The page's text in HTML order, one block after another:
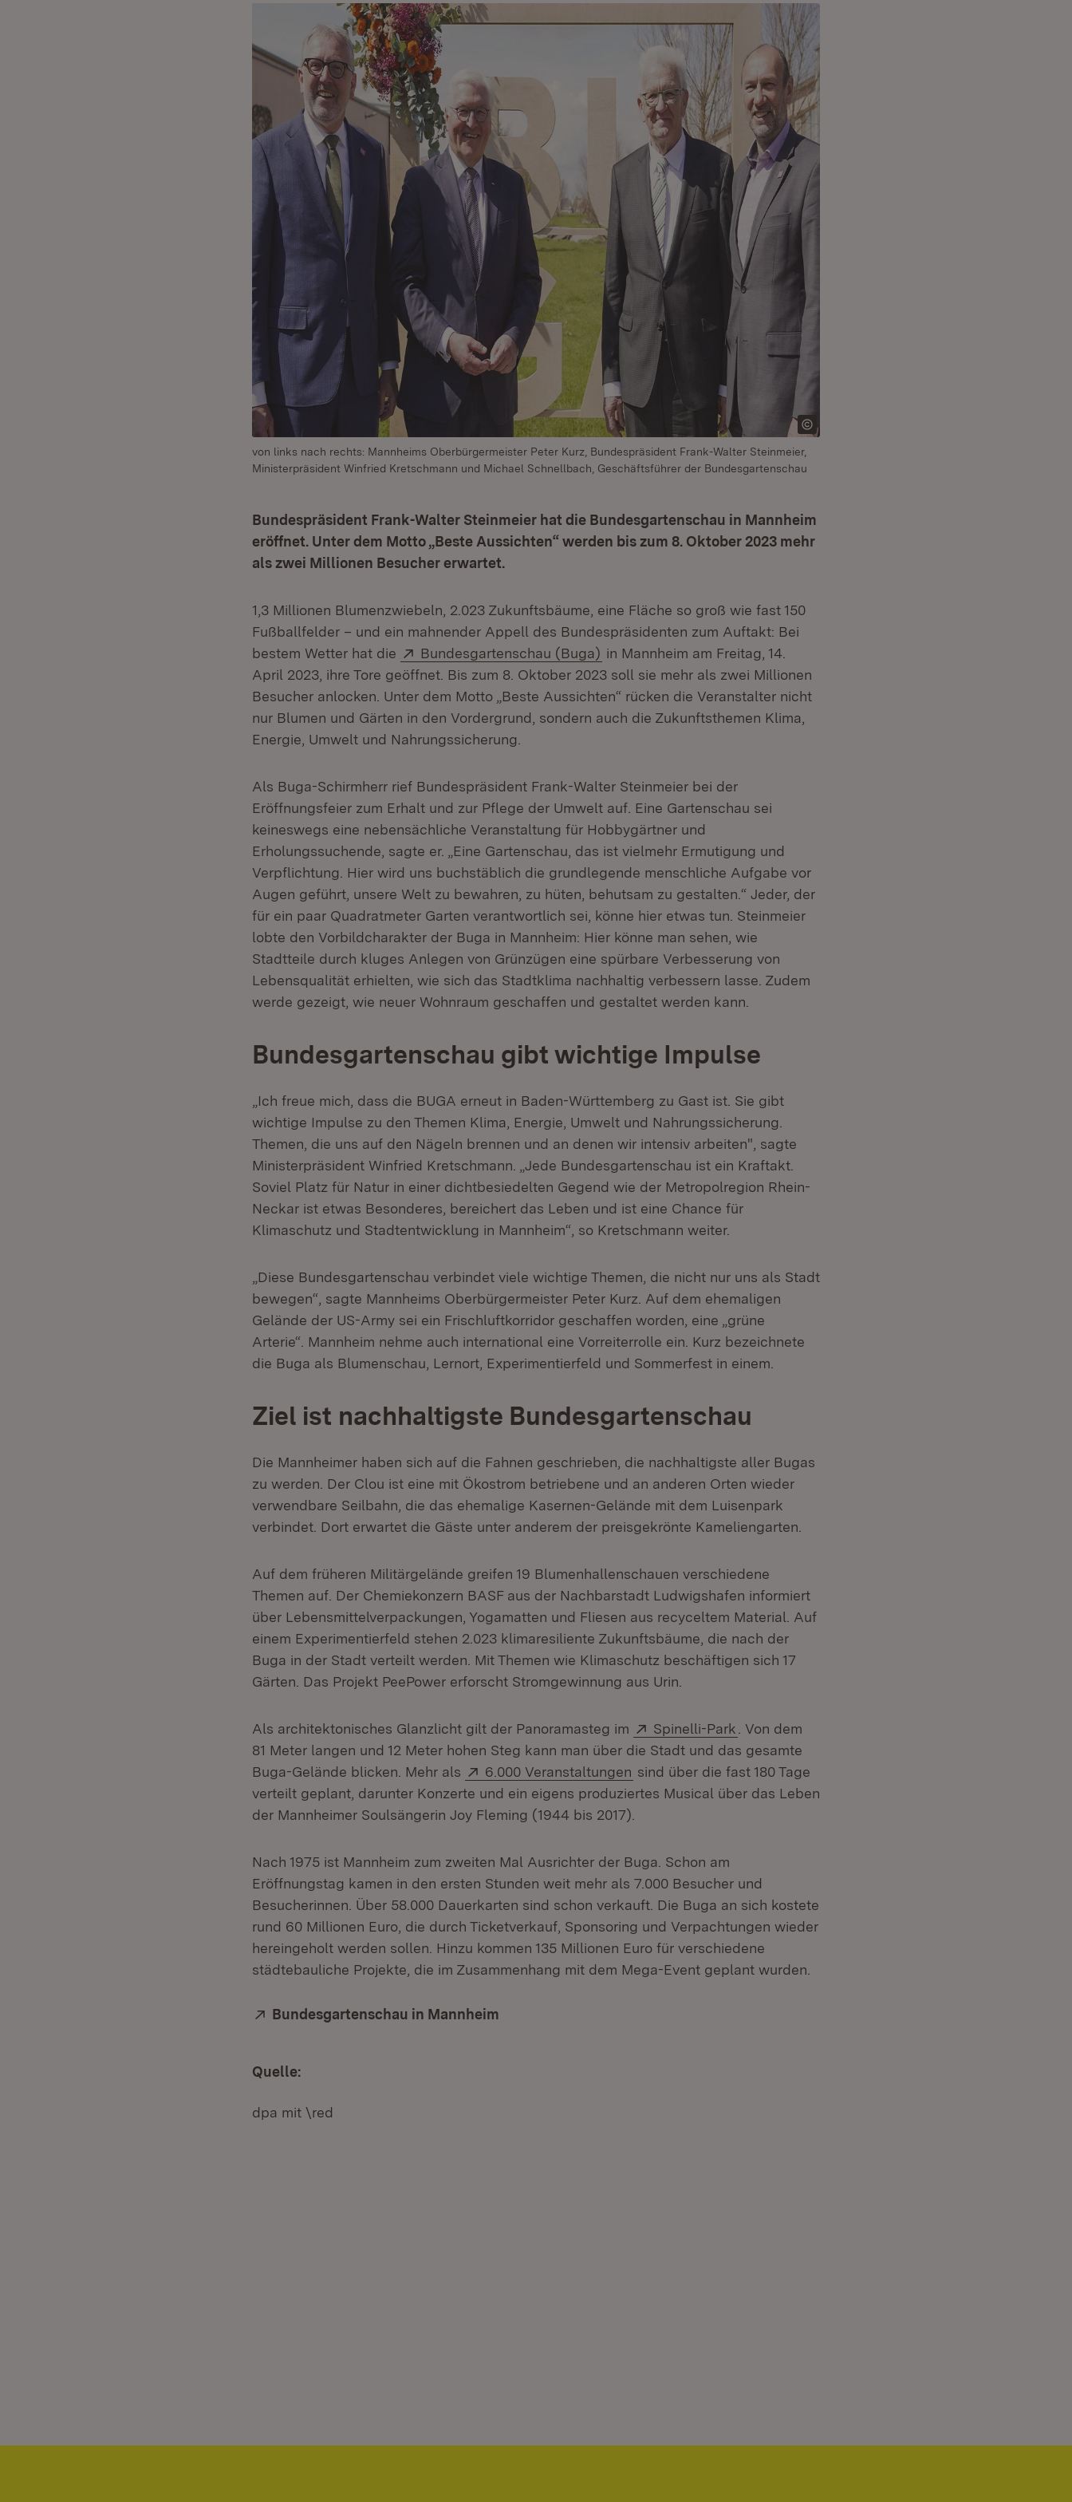
von links nach rechts: Mannheims Oberbürgermeister Peter Kurz, Bundespräsident Frank-Walter Steinmeier,
Ministerpräsident Winfried Kretschmann und Michael Schnellbach, Geschäftsführer der Bundesgartenschau
Bundespräsident Frank-Walter Steinmeier hat die Bundesgartenschau in Mannheim
eröffnet. Unter dem Motto „Beste Aussichten“ werden bis zum 8. Oktober 2023 mehr
als zwei Millionen Besucher erwartet.
1,3 Millionen Blumenzwiebeln, 2.023 Zukunftsbäume, eine Fläche so groß wie fast 150
Fußballfelder – und ein mahnender Appell des Bundespräsidenten zum Auftakt: Bei
bestem Wetter hat die
Extern:
Bundesgartenschau (Buga) (Öffnet in neuem Fenster)
in Mannheim am Freitag, 14.
April 2023, ihre Tore geöffnet. Bis zum 8. Oktober 2023 soll sie mehr als zwei Millionen
Besucher anlocken. Unter dem Motto „Beste Aussichten“ rücken die Veranstalter nicht
nur Blumen und Gärten in den Vordergrund, sondern auch die Zukunftsthemen Klima,
Energie, Umwelt und Nahrungssicherung.
Als Buga-Schirmherr rief Bundespräsident Frank-Walter Steinmeier bei der
Eröffnungsfeier zum Erhalt und zur Pflege der Umwelt auf. Eine Gartenschau sei
keineswegs eine nebensächliche Veranstaltung für Hobbygärtner und
Erholungssuchende, sagte er. „Eine Gartenschau, das ist vielmehr Ermutigung und
Verpflichtung. Hier wird uns buchstäblich die grundlegende menschliche Aufgabe vor
Augen geführt, unsere Welt zu bewahren, zu hüten, behutsam zu gestalten.“ Jeder, der
für ein paar Quadratmeter Garten verantwortlich sei, könne hier etwas tun. Steinmeier
lobte den Vorbildcharakter der Buga in Mannheim: Hier könne man sehen, wie
Stadtteile durch kluges Anlegen von Grünzügen eine spürbare Verbesserung von
Lebensqualität erhielten, wie sich das Stadtklima nachhaltig verbessern lasse. Zudem
werde gezeigt, wie neuer Wohnraum geschaffen und gestaltet werden kann.
Bundesgartenschau gibt wichtige Impulse
„Ich freue mich, dass die BUGA erneut in Baden-Württemberg zu Gast ist. Sie gibt
wichtige Impulse zu den Themen Klima, Energie, Umwelt und Nahrungssicherung.
Themen, die uns auf den Nägeln brennen und an denen wir intensiv arbeiten", sagte
Ministerpräsident Winfried Kretschmann. „Jede Bundesgartenschau ist ein Kraftakt.
Soviel Platz für Natur in einer dichtbesiedelten Gegend wie der Metropolregion Rhein-
Neckar ist etwas Besonderes, bereichert das Leben und ist eine Chance für
Klimaschutz und Stadtentwicklung in Mannheim“, so Kretschmann weiter.
„Diese Bundesgartenschau verbindet viele wichtige Themen, die nicht nur uns als Stadt
bewegen“, sagte Mannheims Oberbürgermeister Peter Kurz. Auf dem ehemaligen
Gelände der US-Army sei ein Frischluftkorridor geschaffen worden, eine „grüne
Arterie“. Mannheim nehme auch international eine Vorreiterrolle ein. Kurz bezeichnete
die Buga als Blumenschau, Lernort, Experimentierfeld und Sommerfest in einem.
Ziel ist nachhaltigste Bundesgartenschau
Die Mannheimer haben sich auf die Fahnen geschrieben, die nachhaltigste aller Bugas
zu werden. Der Clou ist eine mit Ökostrom betriebene und an anderen Orten wieder
verwendbare Seilbahn, die das ehemalige Kasernen-Gelände mit dem Luisenpark
verbindet. Dort erwartet die Gäste unter anderem der preisgekrönte Kameliengarten.
Auf dem früheren Militärgelände greifen 19 Blumenhallenschauen verschiedene
Themen auf. Der Chemiekonzern BASF aus der Nachbarstadt Ludwigshafen informiert
über Lebensmittelverpackungen, Yogamatten und Fliesen aus recyceltem Material. Auf
einem Experimentierfeld stehen 2.023 klimaresiliente Zukunftsbäume, die nach der
Buga in der Stadt verteilt werden. Mit Themen wie Klimaschutz beschäftigen sich 17
Gärten. Das Projekt PeePower erforscht Stromgewinnung aus Urin.
Als architektonisches Glanzlicht gilt der Panoramasteg im Extern:
Spinelli-Park (Öffnet in neuem Fenster)
. Von dem
81 Meter langen und 12 Meter hohen Steg kann man über die Stadt und das gesamte
Buga-Gelände blicken. Mehr als
Extern:
6.000 Veranstaltungen (Öffnet in neuem Fenster)
sind über die fast 180 Tage
verteilt geplant, darunter Konzerte und ein eigens produziertes Musical über das Leben
der Mannheimer Soulsängerin Joy Fleming (1944 bis 2017).
Nach 1975 ist Mannheim zum zweiten Mal Ausrichter der Buga. Schon am
Eröffnungstag kamen in den ersten Stunden weit mehr als 7.000 Besucher und
Besucherinnen. Über 58.000 Dauerkarten sind schon verkauft. Die Buga an sich kostete
rund 60 Millionen Euro, die durch Ticketverkauf, Sponsoring und Verpachtungen wieder
hereingeholt werden sollen. Hinzu kommen 135 Millionen Euro für verschiedene
städtebauliche Projekte, die im Zusammenhang mit dem Mega-Event geplant wurden.
Extern:
Bundesgartenschau in Mannheim
Quelle:
dpa mit \red